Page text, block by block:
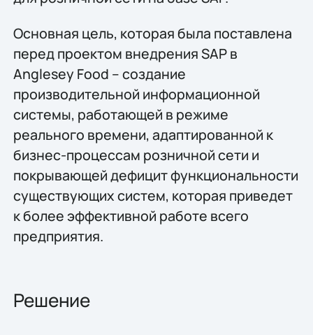
Основная цель, которая была поставлена
перед проектом внедрения SAP в
Anglesey Food – создание
производительной информационной
системы, работающей в режиме
реального времени, адаптированной к
бизнес-процессам розничной сети и
покрывающей дефицит функциональности
существующих систем, которая приведет
к более эффективной работе всего
предприятия.
Решение